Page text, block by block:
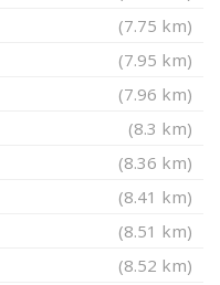
(7.75 km)
(7.95 km)
(7.96 km)
(8.3 km)
(8.36 km)
(8.41 km)
(8.51 km)
(8.52 km)